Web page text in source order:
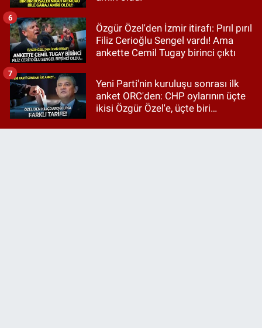
Özgür Özel'den İzmir itirafı: Pırıl pırıl
Filiz Cerioğlu Sengel vardı! Ama
ankette Cemil Tugay birinci çıktı
6
Yeni Parti'nin kuruluşu sonrası ilk
anket ORC'den: CHP oylarının üçte
ikisi Özgür Özel'e, üçte biri
7